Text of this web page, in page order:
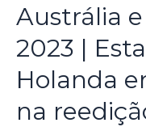
Austrália
2023 |
Holanda
na